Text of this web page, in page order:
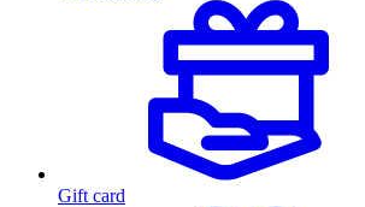
Gift card